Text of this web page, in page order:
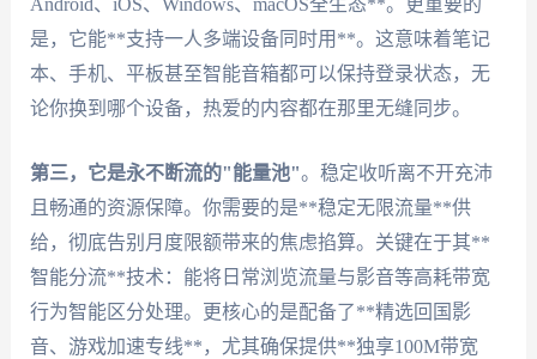
是，它能**支持一人多端设备同时用**。这意味着笔记
本、手机、平板甚至智能音箱都可以保持登录状态，无
论你换到哪个设备，热爱的内容都在那里无缝同步。
第三，它是永不断流的"能量池"。稳定收听离不开充沛
且畅通的资源保障。你需要的是**稳定无限流量**供
给，彻底告别月度限额带来的焦虑掐算。关键在于其**
智能分流**技术：能将日常浏览流量与影音等高耗带宽
行为智能区分处理。更核心的是配备了**精选回国影
音、游戏加速专线**，尤其确保提供**独享100M带宽